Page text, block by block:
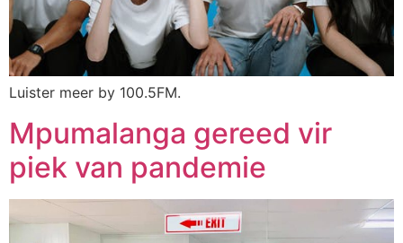
Luister meer by 100.5FM.
Mpumalanga gereed vir
piek van pandemie